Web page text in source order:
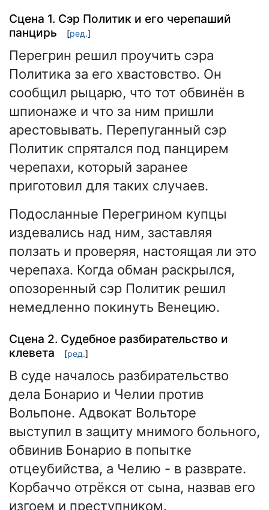
Сцена 1. Сэр Политик и его черепаший
панцирь
[ред.]
Перегрин решил проучить сэра
Политика за его хвастовство. Он
сообщил рыцарю, что тот обвинён в
шпионаже и что за ним пришли
арестовывать. Перепуганный сэр
Политик спрятался под панцирем
черепахи, который заранее
приготовил для таких случаев.
Подосланные Перегрином купцы
издевались над ним, заставляя
ползать и проверяя, настоящая ли это
черепаха. Когда обман раскрылся,
опозоренный сэр Политик решил
немедленно покинуть Венецию.
Сцена 2. Судебное разбирательство и
клевета
[ред.]
В суде началось разбирательство
дела Бонарио и Челии против
Вольпоне. Адвокат Вольторе
выступил в защиту мнимого больного,
обвинив Бонарио в попытке
отцеубийства, а Челию - в разврате.
Корбаччо отрёкся от сына, назвав его
изгоем и преступником.